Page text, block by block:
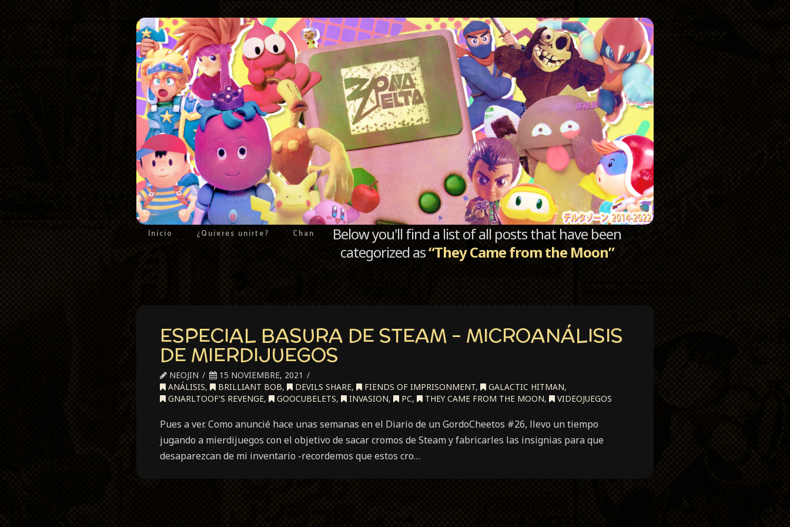
Inicio ¿Quieres unirte? Chan
Below you'll find a list of all posts that have been
categorized as“They Came from the Moon”
ESPECIAL BASURA DE STEAM – MICROANÁLISIS
DE MIERDIJUEGOS
NEOJIN
15 NOVIEMBRE, 2021
ANÁLISIS, BRILLIANT BOB, DEVILS SHARE, FIENDS OF IMPRISONMENT, GALACTIC HITMAN,
GNARLTOOF'S REVENGE, GOOCUBELETS, INVASION, PC, THEY CAME FROM THE MOON, VIDEOJUEGOS
Pues a ver. Como anuncié hace unas semanas en el Diario de un GordoCheetos #26, llevo un tiempo
jugando a mierdijuegos con el objetivo de sacar cromos de Steam y fabricarles las insignias para que
desaparezcan de mi inventario -recordemos que estos cro…